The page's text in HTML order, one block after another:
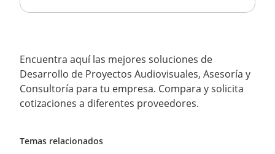
Encuentra aquí las mejores soluciones de
Desarrollo de Proyectos Audiovisuales, Asesoría y
Consultoría para tu empresa. Compara y solicita
cotizaciones a diferentes proveedores.
Temas relacionados